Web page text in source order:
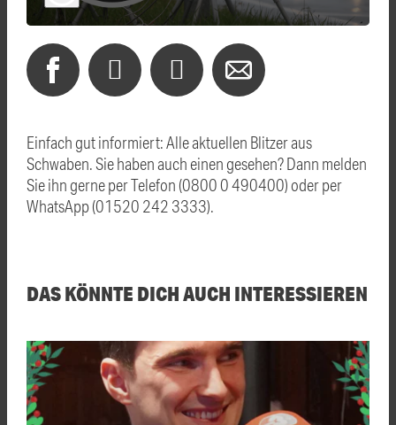
Einfach gut informiert: Alle aktuellen Blitzer aus
Schwaben. Sie haben auch einen gesehen? Dann melden
Sie ihn gerne per Telefon (0800 0 490400) oder per
WhatsApp (01520 242 3333).
DAS KÖNNTE DICH AUCH INTERESSIEREN